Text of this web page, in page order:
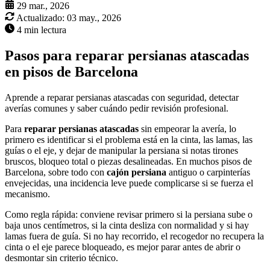
29 mar., 2026
Actualizado: 03 may., 2026
4 min lectura
Pasos para reparar persianas atascadas
en pisos de Barcelona
Aprende a reparar persianas atascadas con seguridad, detectar
averías comunes y saber cuándo pedir revisión profesional.
Para reparar persianas atascadas sin empeorar la avería, lo
primero es identificar si el problema está en la cinta, las lamas, las
guías o el eje, y dejar de manipular la persiana si notas tirones
bruscos, bloqueo total o piezas desalineadas. En muchos pisos de
Barcelona, sobre todo con cajón persiana antiguo o carpinterías
envejecidas, una incidencia leve puede complicarse si se fuerza el
mecanismo.
Como regla rápida: conviene revisar primero si la persiana sube o
baja unos centímetros, si la cinta desliza con normalidad y si hay
lamas fuera de guía. Si no hay recorrido, el recogedor no recupera la
cinta o el eje parece bloqueado, es mejor parar antes de abrir o
desmontar sin criterio técnico.